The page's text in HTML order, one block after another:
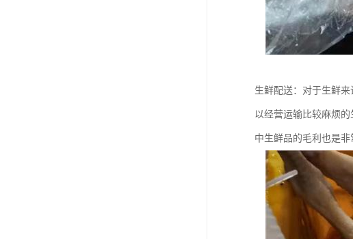
生鲜配送：对于生鲜
以经营运输比较麻烦
中生鲜品的毛利也是非